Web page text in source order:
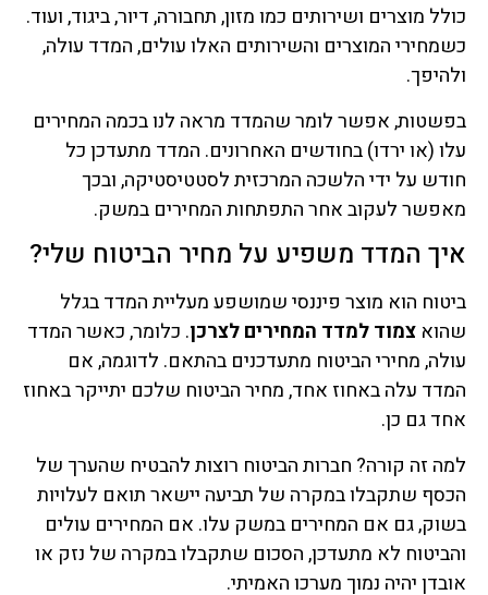
כולל מוצרים ושירותים כמו מזון, תחבורה, דיור, ביגוד, ועוד.
כשמחירי המוצרים והשירותים האלו עולים, המדד עולה,
ולהיפך.
בפשטות, אפשר לומר שהמדד מראה לנו בכמה המחירים
עלו (או ירדו) בחודשים האחרונים. המדד מתעדכן כל
חודש על ידי הלשכה המרכזית לסטטיסטיקה, ובכך
מאפשר לעקוב אחר התפתחות המחירים במשק.
איך המדד משפיע על מחיר הביטוח שלי?
ביטוח הוא מוצר פיננסי שמושפע מעליית המדד בגלל
שהוא צמוד למדד המחירים לצרכן. כלומר, כאשר המדד
עולה, מחירי הביטוח מתעדכנים בהתאם. לדוגמה, אם
המדד עלה באחוז אחד, מחיר הביטוח שלכם יתייקר באחוז
אחד גם כן.
למה זה קורה? חברות הביטוח רוצות להבטיח שהערך של
הכסף שתקבלו במקרה של תביעה יישאר תואם לעלויות
בשוק, גם אם המחירים במשק עלו. אם המחירים עולים
והביטוח לא מתעדכן, הסכום שתקבלו במקרה של נזק או
אובדן יהיה נמוך מערכו האמיתי.